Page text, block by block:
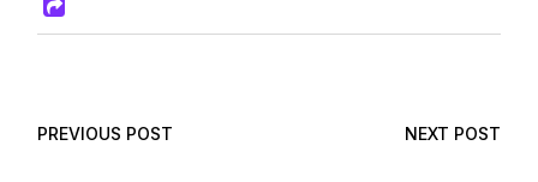
PREVIOUS POST NEXT POST